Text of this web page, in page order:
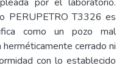
PERUPETRO T3326 es
como un pozo mal
cerrado ni
con lo establecido